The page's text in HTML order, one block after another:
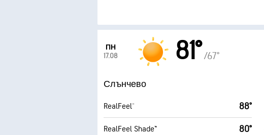
ПН
17.08
81° /67°
Слънчево
RealFeel® 88°
RealFeel Shade™ 80°